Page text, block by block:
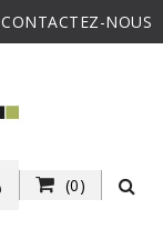
CONTACTEZ-NOUS
(0)